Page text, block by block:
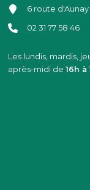
6 route
02 31 77 58 46
Les lundis, mardis,
après-midi de16h à